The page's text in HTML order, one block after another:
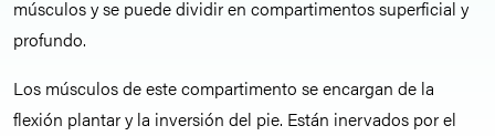
músculos y se puede dividir en compartimentos superficial y
profundo.
Los músculos de este compartimento se encargan de la
flexión plantar y la inversión del pie. Están inervados por el